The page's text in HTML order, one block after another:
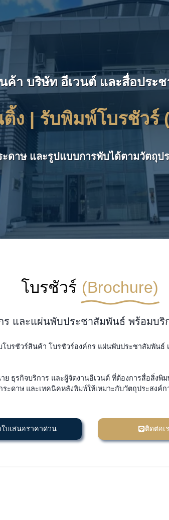
ค้า บริษัท อีเวนต์ และสื่อประ
ง | รับพิมพ์โบรชัวร์
ดาษ และรูปแบบการพับได้ตามวัตถุป
โบรชัวร์ (Brochure)
และแผ่นพับประชาสัมพันธ์ พร้อมบริ
บรชัวร์สินค้า โบรชัวร์องค์กร แผ่นพับประชาสัมพัน
ธุรกิจบริการ และผู้จัดงานอีเวนต์ ที่ต้องการสื่อสิ่
ดาษ และเทคนิคหลังพิมพ์ให้เหมาะกับวัตถุประสงค์
บเสนอราคาด่วน ติดต่อเ